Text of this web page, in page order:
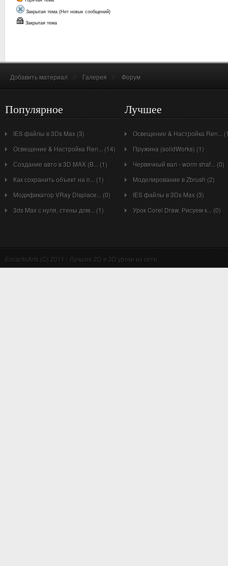
Закрытая тема (Нет новых сообщений)
Закрытая тема
Добавить материал Галерея Форум
Популярное
IES файлы в 3Ds Max (3)
Освещение & Настройка Ren... (14)
Создание авто в 3D MAX (B... (1)
Как сохранить объект на п... (1)
Модификатор VRay Displace... (0)
3ds Max с нуля, стены дом... (1)
Лучшее
Освещение & Настройка Ren...
Пружина (solidWorks) (1)
Червячный вал - worm shaf... (0)
Моделирование в Zbrush (2)
IES файлы в 3Ds Max (3)
Урок Corel Draw. Рисуем к... (0)
EncantoArts (C) 2011 - Лучшие 2D и 3D уроки из сети.